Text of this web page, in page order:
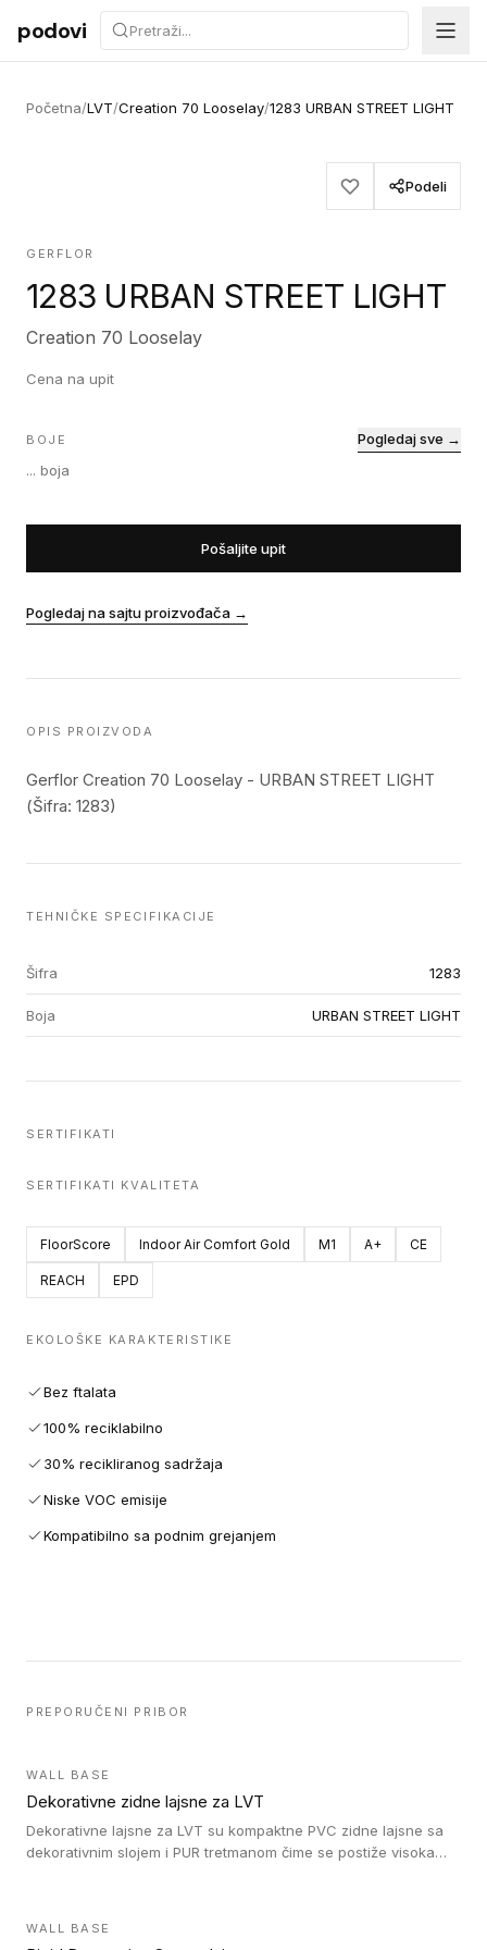
Preskoči na sadržaj
podovi
Početna/LVT/Creation 70 Looselay/1283 URBAN STREET LIGHT
Podeli
GERFLOR
1283 URBAN STREET LIGHT
Creation 70 Looselay
Cena na upit
BOJE
... boja
Pogledaj sve →
Pošaljite upit
Pogledaj na sajtu proizvođača →
OPIS PROIZVODA
Gerflor Creation 70 Looselay - URBAN STREET LIGHT
(Šifra: 1283)
TEHNIČKE SPECIFIKACIJE
Šifra 1283
Boja URBAN STREET LIGHT
SERTIFIKATI
SERTIFIKATI KVALITETA
FloorScore Indoor Air Comfort Gold M1 A+ CE
REACH EPD
EKOLOŠKE KARAKTERISTIKE
Bez ftalata
100% reciklabilno
30% recikliranog sadržaja
Niske VOC emisije
Kompatibilno sa podnim grejanjem
PREPORUČENI PRIBOR
WALL BASE
Dekorativne zidne lajsne za LVT
Dekorativne lajsne za LVT su kompaktne PVC zidne lajsne sa
dekorativnim slojem i PUR tretmanom čime se postiže visoka
WALL BASE